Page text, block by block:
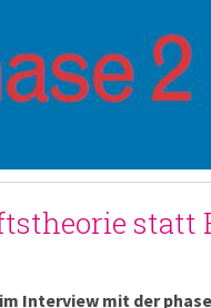
statt
Interview mit der